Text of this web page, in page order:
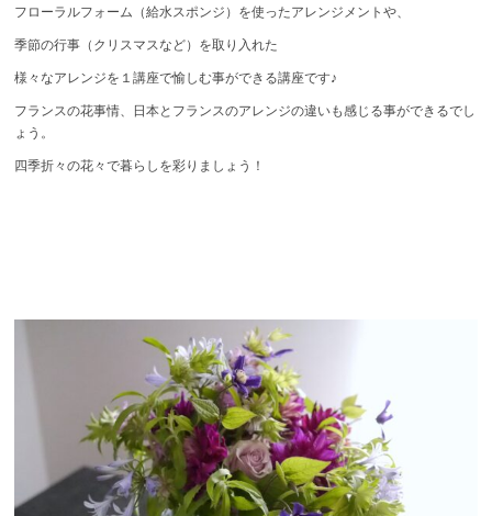
フローラルフォーム（給水スポンジ）を使ったアレンジメントや、
季節の行事（クリスマスなど）を取り入れた
様々なアレンジを１講座で愉しむ事ができる講座です♪
フランスの花事情、日本とフランスのアレンジの違いも感じる事ができるでし
ょう。
四季折々の花々で暮らしを彩りましょう！